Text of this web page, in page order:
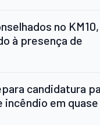
no
à presença de
candidatura
em quase